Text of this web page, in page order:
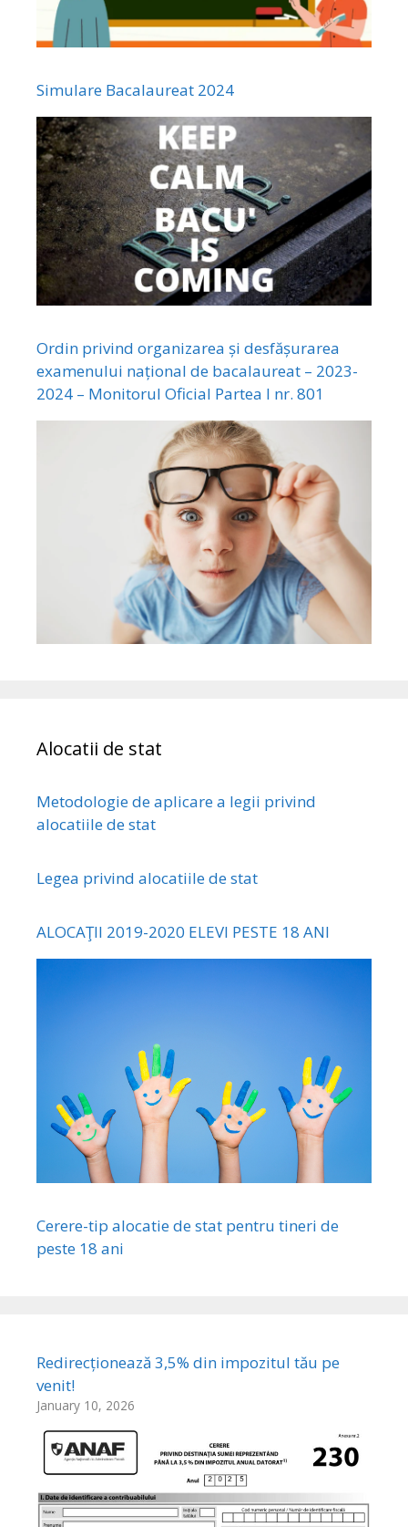
Simulare Bacalaureat 2024
Ordin privind organizarea și desfășurarea
examenului național de bacalaureat – 2023-
2024 – Monitorul Oficial Partea I nr. 801
Alocatii de stat
Metodologie de aplicare a legii privind
alocatiile de stat
Legea privind alocatiile de stat
ALOCAŢII 2019-2020 ELEVI PESTE 18 ANI
Cerere-tip alocatie de stat pentru tineri de
peste 18 ani
Redirecționează 3,5% din impozitul tău pe
venit!
January 10, 2026